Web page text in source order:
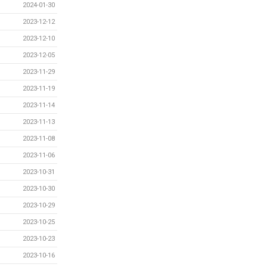
2024-01-30
2023-12-12
2023-12-10
2023-12-05
2023-11-29
2023-11-19
2023-11-14
2023-11-13
2023-11-08
2023-11-06
2023-10-31
2023-10-30
2023-10-29
2023-10-25
2023-10-23
2023-10-16